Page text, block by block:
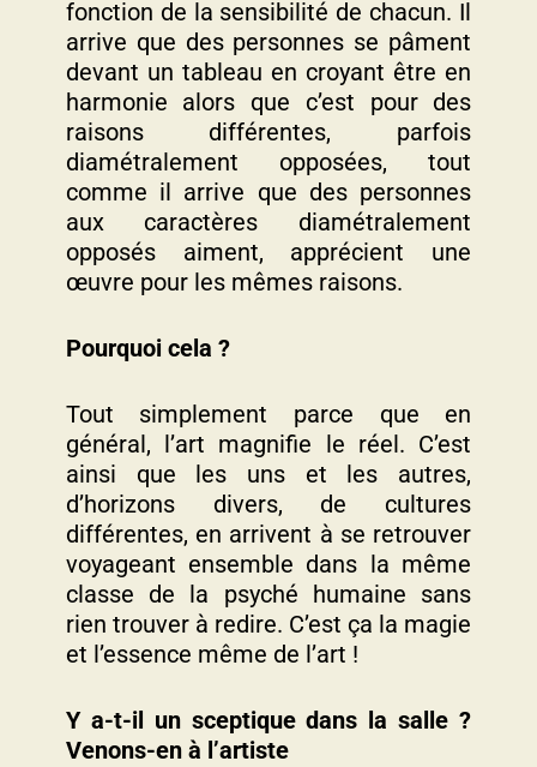
fonction de la sensibilité de chacun. Il
arrive que des personnes se pâment
devant un tableau en croyant être en
harmonie alors que c’est pour des
raisons différentes, parfois
diamétralement opposées, tout
comme il arrive que des personnes
aux caractères diamétralement
opposés aiment, apprécient une
œuvre pour les mêmes raisons.
Pourquoi cela ?
Tout simplement parce que en
général, l’art magnifie le réel. C’est
ainsi que les uns et les autres,
d’horizons divers, de cultures
différentes, en arrivent à se retrouver
voyageant ensemble dans la même
classe de la psyché humaine sans
rien trouver à redire. C’est ça la magie
et l’essence même de l’art !
Y a-t-il un sceptique dans la salle ?
Venons-en à l’artiste